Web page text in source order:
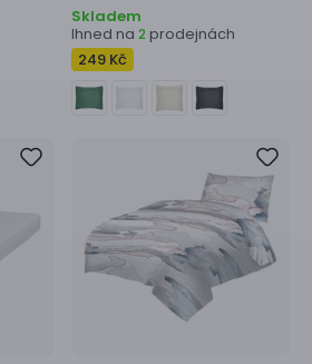
Skladem
Ihned na 2 prodejnách
249 Kč